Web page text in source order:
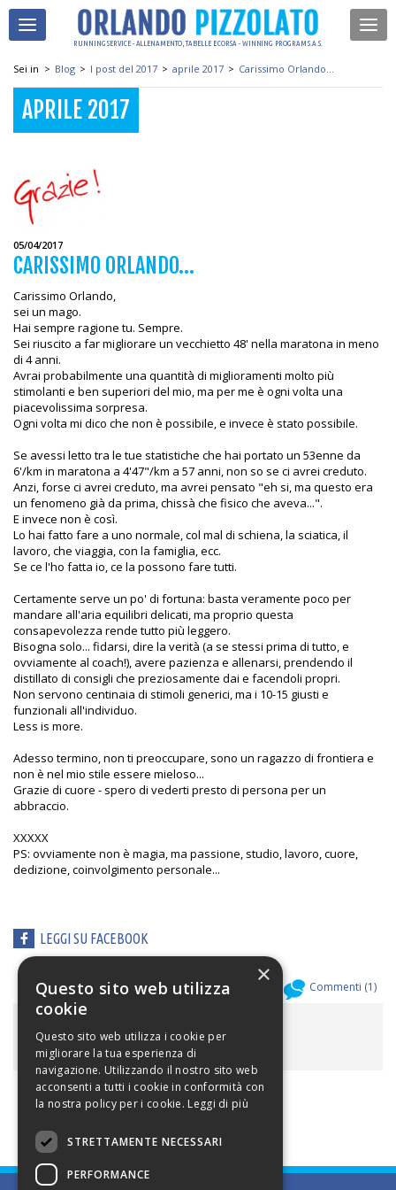
RUNNING SERVICE - ALLENAMENTO, TABELLE E CORSA - WINNING PROGRAM S.A.S.
Sei in > Blog > I post del 2017 > aprile 2017 > Carissimo Orlando...
APRILE 2017
05/04/2017
CARISSIMO ORLANDO...
Carissimo Orlando,
sei un mago.
Hai sempre ragione tu. Sempre.
Sei riuscito a far migliorare un vecchietto 48' nella maratona in meno
di 4 anni.
Avrai probabilmente una quantità di miglioramenti molto più
stimolanti e ben superiori del mio, ma per me è ogni volta una
piacevolissima sorpresa.
Ogni volta mi dico che non è possibile, e invece è stato possibile.
Se avessi letto tra le tue statistiche che hai portato un 53enne da
6'/km in maratona a 4'47"/km a 57 anni, non so se ci avrei creduto.
Anzi, forse ci avrei creduto, ma avrei pensato "eh si, ma questo era
un fenomeno già da prima, chissà che fisico che aveva...".
E invece non è così.
Lo hai fatto fare a uno normale, col mal di schiena, la sciatica, il
lavoro, che viaggia, con la famiglia, ecc.
Se ce l'ho fatta io, ce la possono fare tutti.
Certamente serve un po' di fortuna: basta veramente poco per
mandare all'aria equilibri delicati, ma proprio questa
consapevolezza rende tutto più leggero.
Bisogna solo... fidarsi, dire la verità (a se stessi prima di tutto, e
ovviamente al coach!), avere pazienza e allenarsi, prendendo il
distillato di consigli che preziosamente dai e facendoli propri.
Non servono centinaia di stimoli generici, ma i 10-15 giusti e
funzionali all'individuo.
Less is more.
Adesso termino, non ti preoccupare, sono un ragazzo di frontiera e
non è nel mio stile essere mieloso...
Grazie di cuore - spero di vederti presto di persona per un
abbraccio.
XXXXX
PS: ovviamente non è magia, ma passione, studio, lavoro, cuore,
dedizione, coinvolgimento personale...
LEGGI SU FACEBOOK
Allegati ( Commenti (1)
ALLEGATI
×
Questo sito web utilizza
cookie
Questo sito web utilizza i cookie per
migliorare la tua esperienza di
navigazione. Utilizzando il nostro sito web
acconsenti a tutti i cookie in conformità con
la nostra policy per i cookie. Leggi di più
STRETTAMENTE NECESSARI
PERFORMANCE